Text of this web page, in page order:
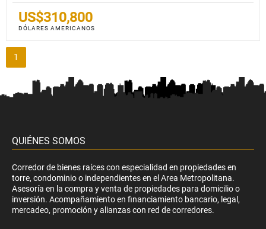
US$310,800
DÓLARES AMERICANOS
1
QUIÉNES SOMOS
Corredor de bienes raíces con especialidad en propiedades en
torre, condominio o independientes en el Area Metropolitana.
Asesoría en la compra y venta de propiedades para domicilio o
inversión. Acompañamiento en financiamiento bancario, legal,
mercadeo, promoción y alianzas con red de corredores.